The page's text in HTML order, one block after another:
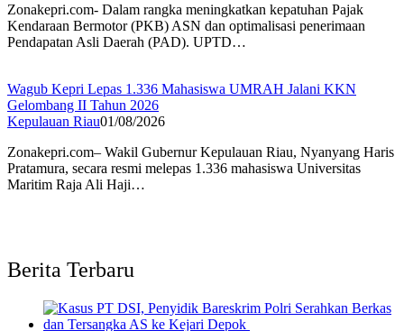
Zonakepri.com- Dalam rangka meningkatkan kepatuhan Pajak
Kendaraan Bermotor (PKB) ASN dan optimalisasi penerimaan
Pendapatan Asli Daerah (PAD). UPTD…
Wagub Kepri Lepas 1.336 Mahasiswa UMRAH Jalani KKN
Gelombang II Tahun 2026
Kepulauan Riau01/08/2026
Zonakepri.com– Wakil Gubernur Kepulauan Riau, Nyanyang Haris
Pratamura, secara resmi melepas 1.336 mahasiswa Universitas
Maritim Raja Ali Haji…
Berita Terbaru